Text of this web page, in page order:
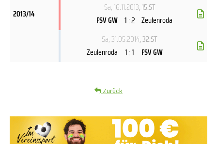
2013/14
Sa, 16.11.2013, 15.ST
FSV GW 1 : 2 Zeulenroda
Sa, 31.05.2014, 32.ST
Zeulenroda
1 : 1 FSV GW
Zurück